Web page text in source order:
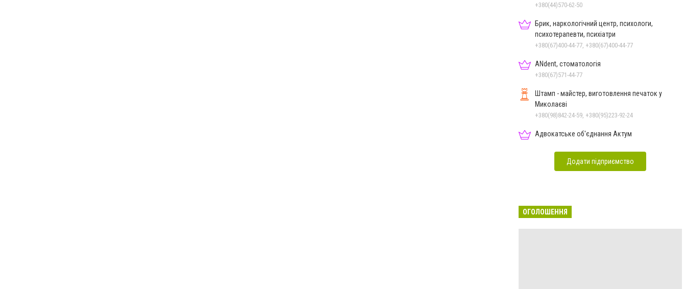
+380(44)570-62-50
Брик, наркологічний центр, психологи,
психотерапевти, психіатри
+380(67)400-44-77, +380(67)400-44-77
ANdent, стоматологія
+380(67)571-44-77
Штамп - майстер, виготовлення печаток у
Миколаєві
+380(98)842-24-59, +380(95)223-92-24
Адвокатське об'єднання Актум
Додати підприємство
ОГОЛОШЕННЯ